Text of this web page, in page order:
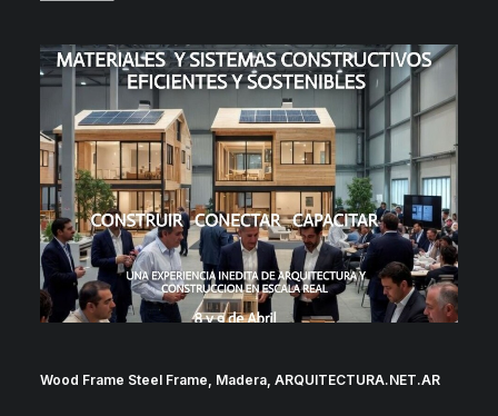
Wood Frame Steel Frame Madera ARQUITECTURA.NET.AR